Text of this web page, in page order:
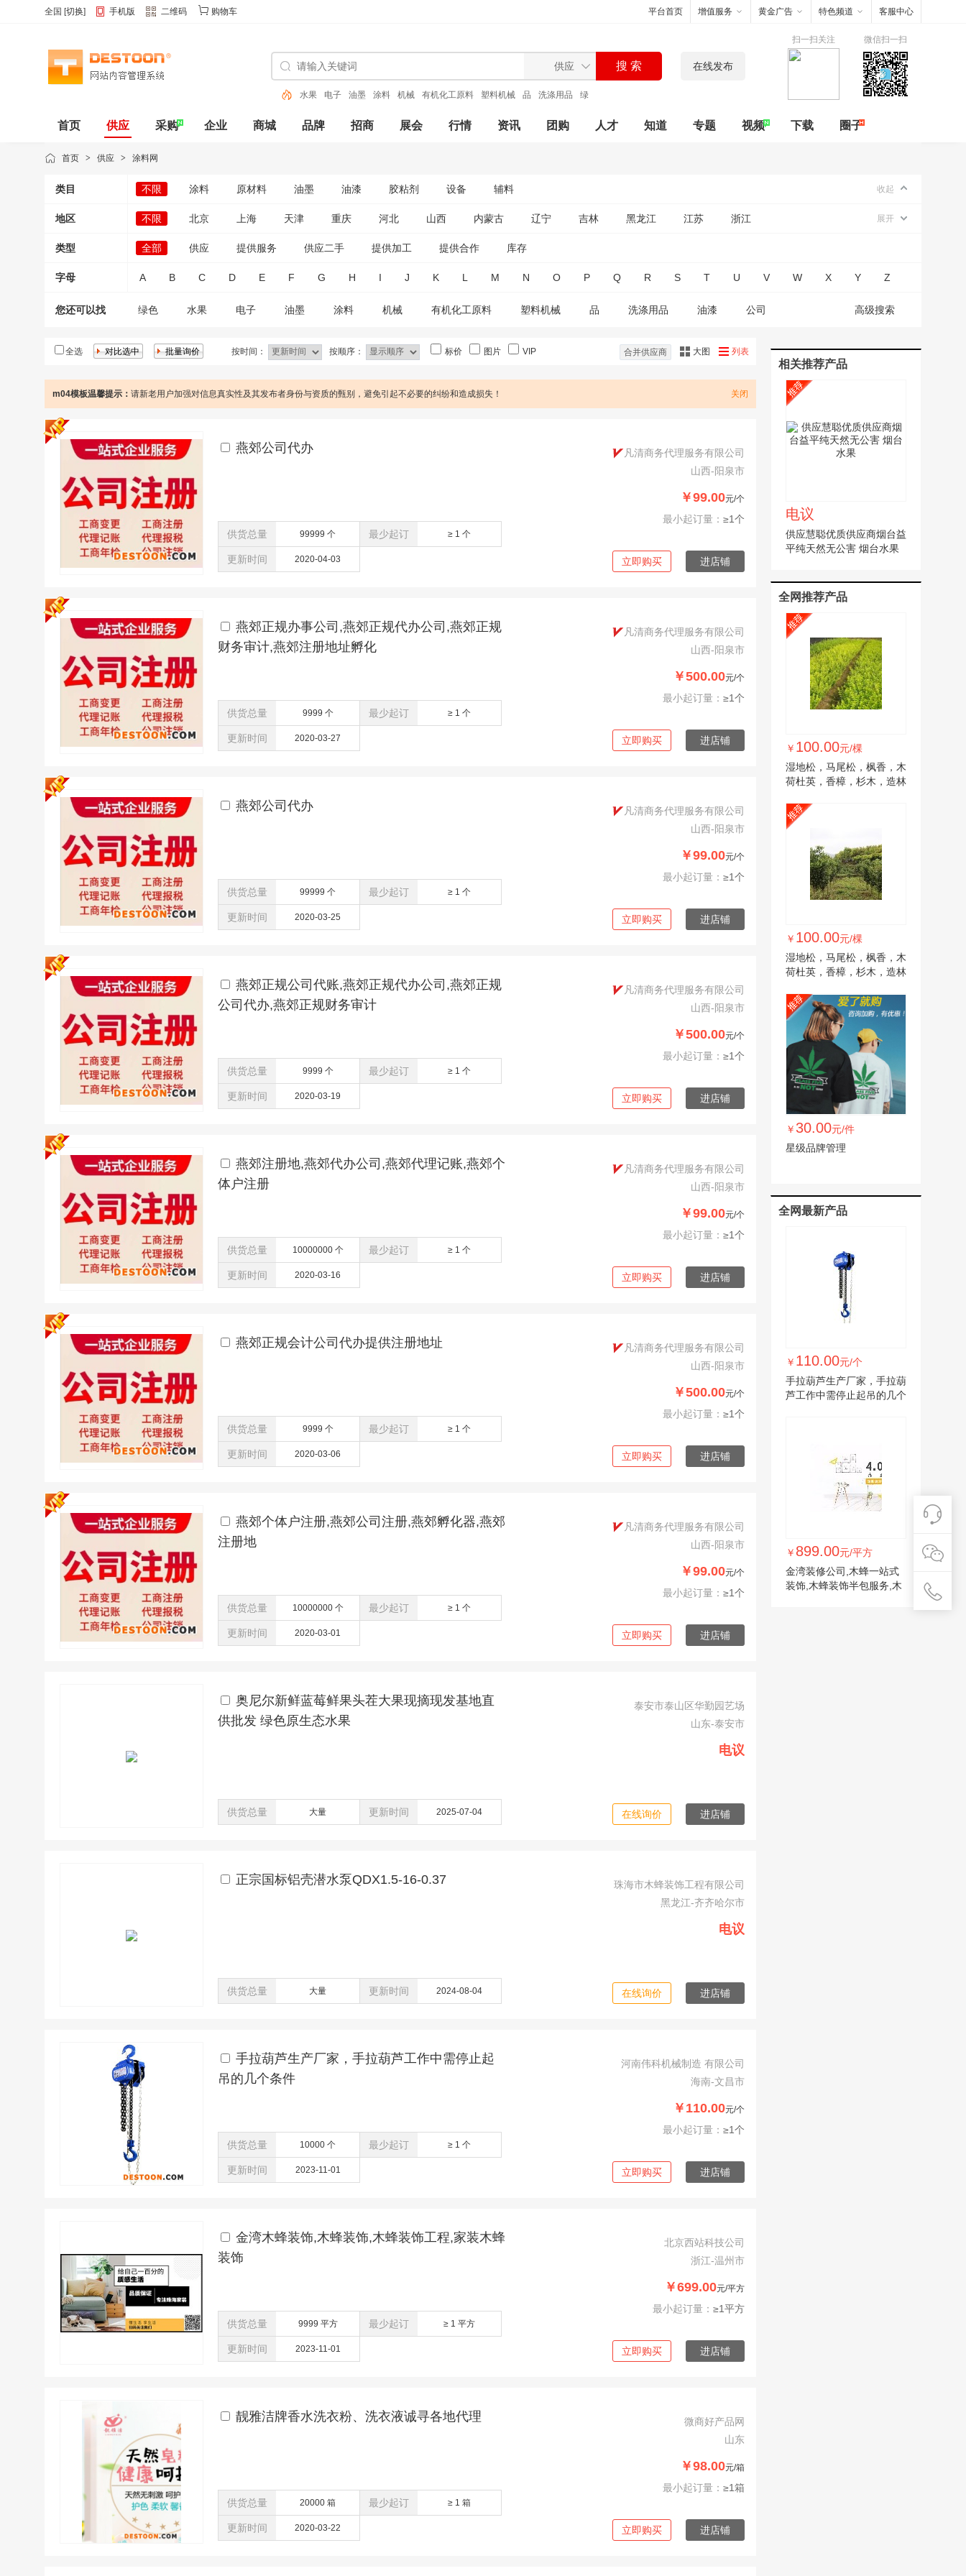
全国 [切换] 手机版 二维码 购物车 平台首页 增值服务 黄金广告 特色频道 客服中心
水果 电子 油墨 涂料 机械 有机化工原料 塑料机械 品 洗涤用品 绿
在线发布
微信扫一扫
扫一扫关注
首页 供应 采购 企业 商城 品牌 招商 展会 行情 资讯 团购 人才 知道 专题 视频 下载 圈子
动态
首页 > 供应 > 涂料网
类目 不限 涂料 原材料 油墨 油漆 胶粘剂 设备 辅料 收起
地区 不限 北京 上海 天津 重庆 河北 山西 内蒙古 辽宁 吉林 黑龙江 江苏 浙江 展开
类型 全部 供应 提供服务 供应二手 提供加工 提供合作 库存
字母 A B C D E F G H I J K L M N O P Q R S T U V W X Y Z
您还可以找 绿色 水果 电子 油墨 涂料 机械 有机化工原料 塑料机械 品 洗涤用品 油漆 公司 高级搜索
全选 按时间： 按顺序： 标价 图片 VIP 合并供应商 大图 列表
m04模板温馨提示： 请新老用户加强对信息真实性及其发布者身份与资质的甄别，避免引起不必要的纠纷和造成损失！ 关闭
￥99.00元/个
最小起订量： ≥1个
燕郊公司代办
凡清商务代理服务有限公司
山西-阳泉市
立即购买 进店铺
供货总量 99999 个 最少起订 ≥ 1 个
更新时间 2020-04-03
￥500.00元/个
最小起订量： ≥1个
燕郊正规办事公司,燕郊正规代办公司,燕郊正规
财务审计,燕郊注册地址孵化
凡清商务代理服务有限公司
山西-阳泉市
立即购买 进店铺
供货总量 9999 个 最少起订 ≥ 1 个
更新时间 2020-03-27
￥99.00元/个
最小起订量： ≥1个
燕郊公司代办
凡清商务代理服务有限公司
山西-阳泉市
立即购买 进店铺
供货总量 99999 个 最少起订 ≥ 1 个
更新时间 2020-03-25
￥500.00元/个
最小起订量： ≥1个
燕郊正规公司代账,燕郊正规代办公司,燕郊正规
公司代办,燕郊正规财务审计
凡清商务代理服务有限公司
山西-阳泉市
立即购买 进店铺
供货总量 9999 个 最少起订 ≥ 1 个
更新时间 2020-03-19
￥99.00元/个
最小起订量： ≥1个
燕郊注册地,燕郊代办公司,燕郊代理记账,燕郊个
体户注册
凡清商务代理服务有限公司
山西-阳泉市
立即购买 进店铺
供货总量 10000000 个 最少起订 ≥ 1 个
更新时间 2020-03-16
￥500.00元/个
最小起订量： ≥1个
燕郊正规会计公司代办提供注册地址
凡清商务代理服务有限公司
山西-阳泉市
立即购买 进店铺
供货总量 9999 个 最少起订 ≥ 1 个
更新时间 2020-03-06
￥99.00元/个
最小起订量： ≥1个
燕郊个体户注册,燕郊公司注册,燕郊孵化器,燕郊
注册地
凡清商务代理服务有限公司
山西-阳泉市
立即购买 进店铺
供货总量 10000000 个 最少起订 ≥ 1 个
更新时间 2020-03-01
电议
奥尼尔新鲜蓝莓鲜果头茬大果现摘现发基地直
供批发 绿色原生态水果
泰安市泰山区华勤园艺场
山东-泰安市
在线询价 进店铺
供货总量 大量 更新时间 2025-07-04
电议
正宗国标铝壳潜水泵QDX1.5-16-0.37
珠海市木蜂装饰工程有限公司
黑龙江-齐齐哈尔市
在线询价 进店铺
供货总量 大量 更新时间 2024-08-04
￥110.00元/个
最小起订量： ≥1个
手拉葫芦生产厂家，手拉葫芦工作中需停止起
吊的几个条件
河南伟科机械制造 有限公司
海南-文昌市
立即购买 进店铺
供货总量 10000 个 最少起订 ≥ 1 个
更新时间 2023-11-01
￥699.00元/平方
最小起订量： ≥1平方
金湾木蜂装饰,木蜂装饰,木蜂装饰工程,家装木蜂
装饰
北京西站科技公司
浙江-温州市
立即购买 进店铺
供货总量 9999 平方 最少起订 ≥ 1 平方
更新时间 2023-11-01
￥98.00元/箱
最小起订量： ≥1箱
靓雅洁牌香水洗衣粉、洗衣液诚寻各地代理
微商好产品网
山东
立即购买 进店铺
供货总量 20000 箱 最少起订 ≥ 1 箱
更新时间 2020-03-22
相关推荐产品
电议
供应慧聪优质供应商烟台益
平纯天然无公害 烟台水果
全网推荐产品
￥ 100.00元/棵
湿地松，马尾松，枫香，木
荷杜英，香樟，杉木，造林
￥ 100.00元/棵
湿地松，马尾松，枫香，木
荷杜英，香樟，杉木，造林
￥ 30.00元/件
星级品牌管理
全网最新产品
￥ 110.00元/个
手拉葫芦生产厂家，手拉葫
芦工作中需停止起吊的几个
￥ 899.00元/平方
金湾装修公司,木蜂一站式
装饰,木蜂装饰半包服务,木